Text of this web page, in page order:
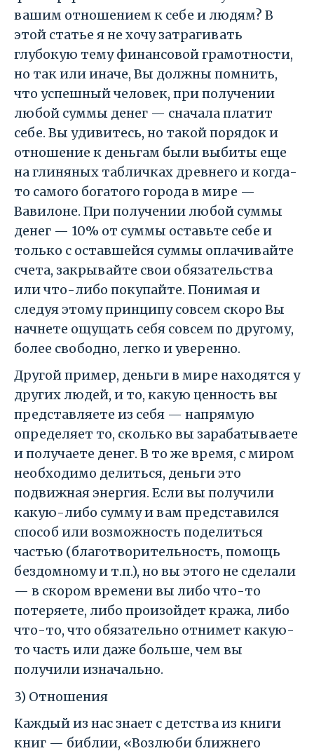
вашим отношением к себе и людям? В
этой статье я не хочу затрагивать
глубокую тему финансовой грамотности,
но так или иначе, Вы должны помнить,
что успешный человек, при получении
любой суммы денег — сначала платит
себе. Вы удивитесь, но такой порядок и
отношение к деньгам были выбиты еще
на глиняных табличках древнего и когда-
то самого богатого города в мире —
Вавилоне. При получении любой суммы
денег — 10% от суммы оставьте себе и
только с оставшейся суммы оплачивайте
счета, закрывайте свои обязательства
или что-либо покупайте. Понимая и
следуя этому принципу совсем скоро Вы
начнете ощущать себя совсем по другому,
более свободно, легко и уверенно.
Другой пример, деньги в мире находятся у
других людей, и то, какую ценность вы
представляете из себя — напрямую
определяет то, сколько вы зарабатываете
и получаете денег. В то же время, с миром
необходимо делиться, деньги это
подвижная энергия. Если вы получили
какую-либо сумму и вам представился
способ или возможность поделиться
частью (благотворительность, помощь
бездомному и т.п.), но вы этого не сделали
— в скором времени вы либо что-то
потеряете, либо произойдет кража, либо
что-то, что обязательно отнимет какую-
то часть или даже больше, чем вы
получили изначально.
3) Отношения
Каждый из нас знает с детства из книги
книг — библии, «Возлюби ближнего